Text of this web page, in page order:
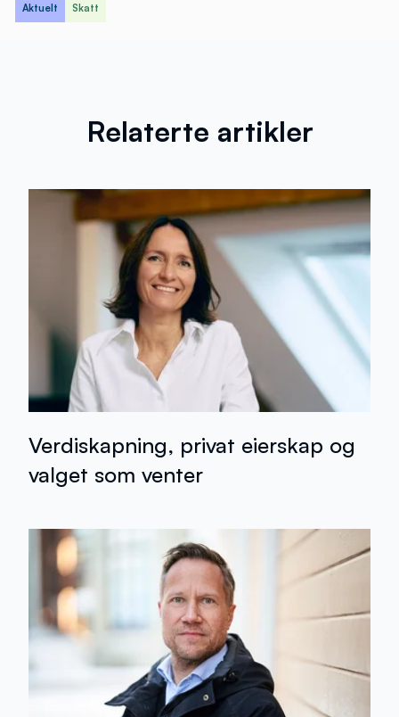
Aktuelt Skatt
Relaterte artikler
Verdiskapning, privat eierskap og
valget som venter